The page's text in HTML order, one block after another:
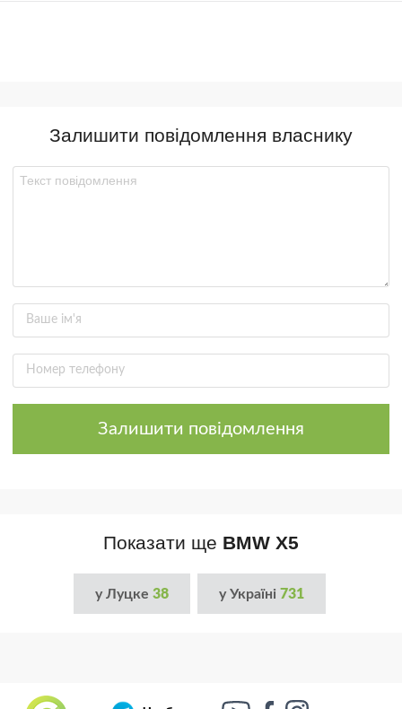
Залишити повідомлення власнику
Залишити повідомлення
Показати ще BMW X5
у Луцке 38 у Україні 731